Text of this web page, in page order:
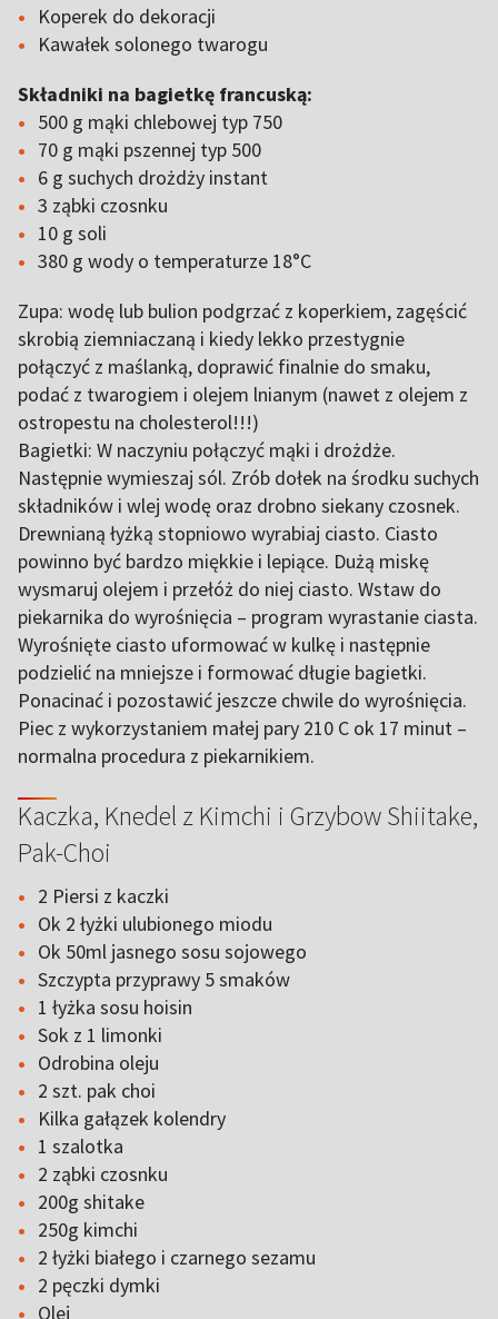
Koperek do dekoracji
Kawałek solonego twarogu
Składniki na bagietkę francuską:
500 g mąki chlebowej typ 750
70 g mąki pszennej typ 500
6 g suchych drożdży instant
3 ząbki czosnku
10 g soli
380 g wody o temperaturze 18°C
Zupa: wodę lub bulion podgrzać z koperkiem, zagęścić
skrobią ziemniaczaną i kiedy lekko przestygnie
połączyć z maślanką, doprawić finalnie do smaku,
podać z twarogiem i olejem lnianym (nawet z olejem z
ostropestu na cholesterol!!!)
Bagietki: W naczyniu połączyć mąki i drożdże.
Następnie wymieszaj sól. Zrób dołek na środku suchych
składników i wlej wodę oraz drobno siekany czosnek.
Drewnianą łyżką stopniowo wyrabiaj ciasto. Ciasto
powinno być bardzo miękkie i lepiące. Dużą miskę
wysmaruj olejem i przełóż do niej ciasto. Wstaw do
piekarnika do wyrośnięcia – program wyrastanie ciasta.
Wyrośnięte ciasto uformować w kulkę i następnie
podzielić na mniejsze i formować długie bagietki.
Ponacinać i pozostawić jeszcze chwile do wyrośnięcia.
Piec z wykorzystaniem małej pary 210 C ok 17 minut –
normalna procedura z piekarnikiem.
Kaczka, Knedel z Kimchi i Grzybow Shiitake,
Pak-Choi
2 Piersi z kaczki
Ok 2 łyżki ulubionego miodu
Ok 50ml jasnego sosu sojowego
Szczypta przyprawy 5 smaków
1 łyżka sosu hoisin
Sok z 1 limonki
Odrobina oleju
2 szt. pak choi
Kilka gałązek kolendry
1 szalotka
2 ząbki czosnku
200g shitake
250g kimchi
2 łyżki białego i czarnego sezamu
2 pęczki dymki
Olej